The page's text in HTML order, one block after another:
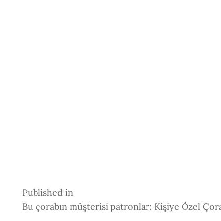
Post
Published in
Bu çorabın müşterisi patronlar: Kişiye Özel